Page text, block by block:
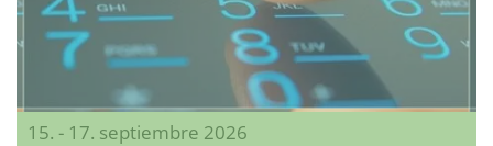
15. - 17. septiembre 2026